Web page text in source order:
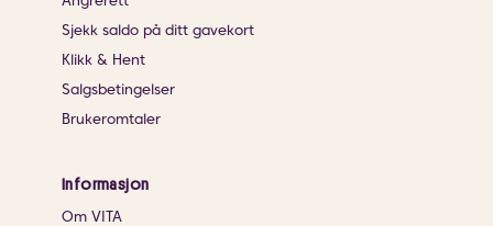
Sjekk saldo på ditt gavekort
Klikk & Hent
Salgsbetingelser
Brukeromtaler
Informasjon
Om VITA